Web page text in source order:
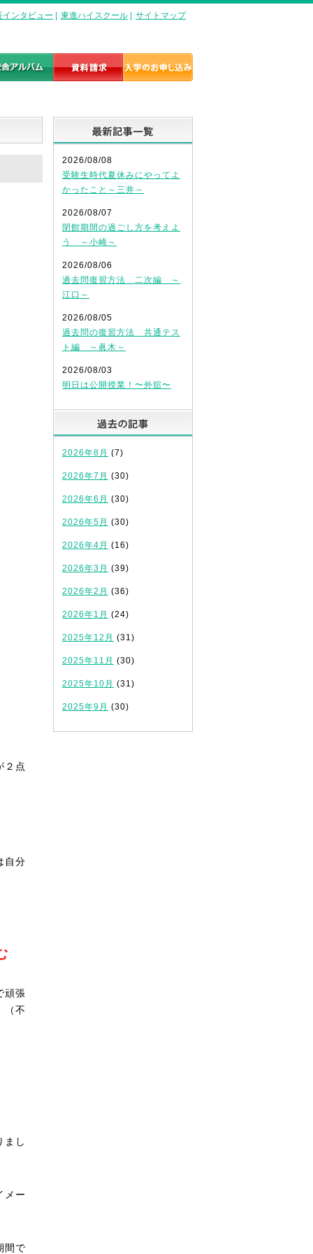
インタビュー 東進ハイスクール サイトマップ
２点
自分
頑張
（不
まし
メー
間で
2026/08/08
受験生時代夏休みにやってよ
かったこと～三井～
2026/08/07
閉館期間の過ごし方を考えよ
う ～小崎～
2026/08/06
過去問復習方法 二次編 ～
江口～
2026/08/05
過去問の復習方法 共通テス
ト編 ～眞木～
2026/08/03
明日は公開授業！〜外舘〜
2026年8月 (7)
2026年7月 (30)
2026年6月 (30)
2026年5月 (30)
2026年4月 (16)
2026年3月 (39)
2026年2月 (36)
2026年1月 (24)
2025年12月 (31)
2025年11月 (30)
2025年10月 (31)
2025年9月 (30)